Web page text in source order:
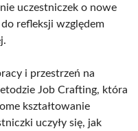
uczestniczek o nowe
refleksji względem
i przestrzeń na
Job Crafting, która
kształtowanie
uczyły się, jak